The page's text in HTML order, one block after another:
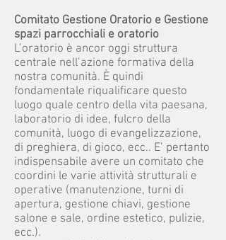
Comitato Gestione Oratorio e Gestione
spazi parrocchiali e oratorio
L’oratorio è ancor oggi struttura
centrale nell’azione formativa della
nostra comunità. È quindi
fondamentale riqualificare questo
luogo quale centro della vita paesana,
laboratorio di idee, fulcro della
comunità, luogo di evangelizzazione,
di preghiera, di gioco, ecc.. E’ pertanto
indispensabile avere un comitato che
coordini le varie attività strutturali e
operative (manutenzione, turni di
apertura, gestione chiavi, gestione
salone e sale, ordine estetico, pulizie,
ecc.).